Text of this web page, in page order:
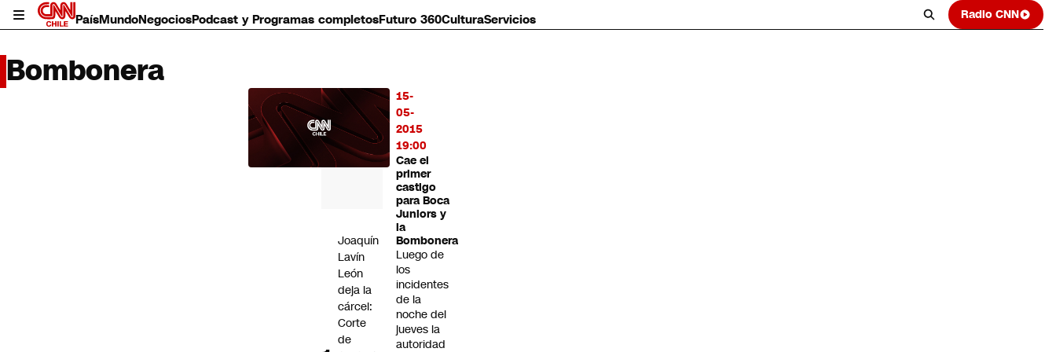
PaísMundoNegociosPodcast y Programas completosFuturo 360CulturaServicios Radio CNN
Bombonera
15-
05-
2015
19:00
Cae el
primer
castigo
para Boca
Juniors y
la
Bombonera
Luego de
los
incidentes
de la
noche del
jueves la
autoridad
LO MÁS
LEÍDO
Joaquín
Lavín
León
deja la
cárcel:
Corte
de